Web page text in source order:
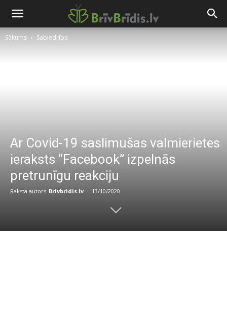
Sākums Sabiedrība
Ar Covid-19 saslimušas valmierietes
ieraksts “Facebook” izpelnās
pretrunīgu reakciju
Raksta autors Brivbridis.lv - 13/10/2020